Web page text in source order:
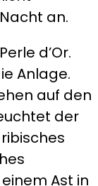
an.
d’Or.
Anlage.
auf den
der
Ast in